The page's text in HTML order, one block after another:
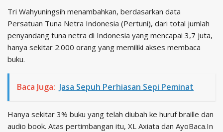
Tri Wahyuningsih menambahkan, berdasarkan data
Persatuan Tuna Netra Indonesia (Pertuni), dari total jumlah
penyandang tuna netra di Indonesia yang mencapai 3,7 juta,
hanya sekitar 2.000 orang yang memiliki akses membaca
buku.
Baca Juga: Jasa Sepuh Perhiasan Sepi Peminat
Hanya sekitar 3% buku yang telah diubah ke huruf braille dan
audio book. Atas pertimbangan itu, XL Axiata dan AyoBaca.In